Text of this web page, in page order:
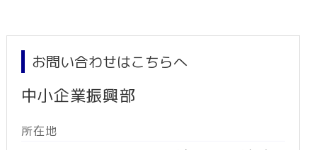
お問い合わせはこちらへ
中小企業振興部
所在地